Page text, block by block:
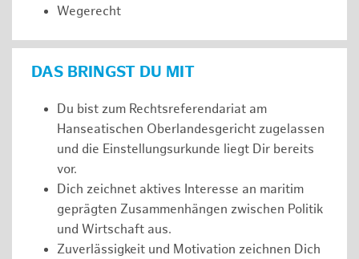
Wegerecht
DAS BRINGST DU MIT
Du bist zum Rechtsreferendariat am
Hanseatischen Oberlandesgericht zugelassen
und die Einstellungsurkunde liegt Dir bereits
vor.
Dich zeichnet aktives Interesse an maritim
geprägten Zusammenhängen zwischen Politik
und Wirtschaft aus.
Zuverlässigkeit und Motivation zeichnen Dich